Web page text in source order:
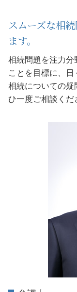
スムーズな相
ます。
相続問題を注力分
ことを目標に、日
相続についての
ひ一度ご相談くだ